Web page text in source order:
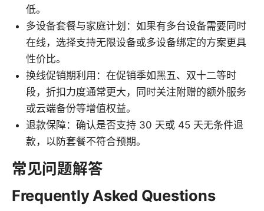
低。
多设备套餐与家庭计划：如果有多台设备需要同时
在线，选择支持无限设备或多设备绑定的方案更具
性价比。
换线促销期利用：在促销季如黑五、双十二等时
段，折扣力度通常更大，同时关注附赠的额外服务
或云端备份等增值权益。
退款保障：确认是否支持 30 天或 45 天无条件退
款，以防套餐不符合预期。
常见问题解答
Frequently Asked Questions